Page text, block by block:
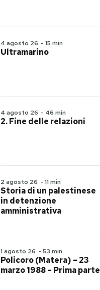
4 agosto 26 - 15 min
Ultramarino
4 agosto 26 - 46 min
2. Fine delle relazioni
2 agosto 26 - 11 min
Storia di un palestinese
in detenzione
amministrativa
1 agosto 26 - 53 min
Policoro (Matera) – 23
marzo 1988 – Prima parte